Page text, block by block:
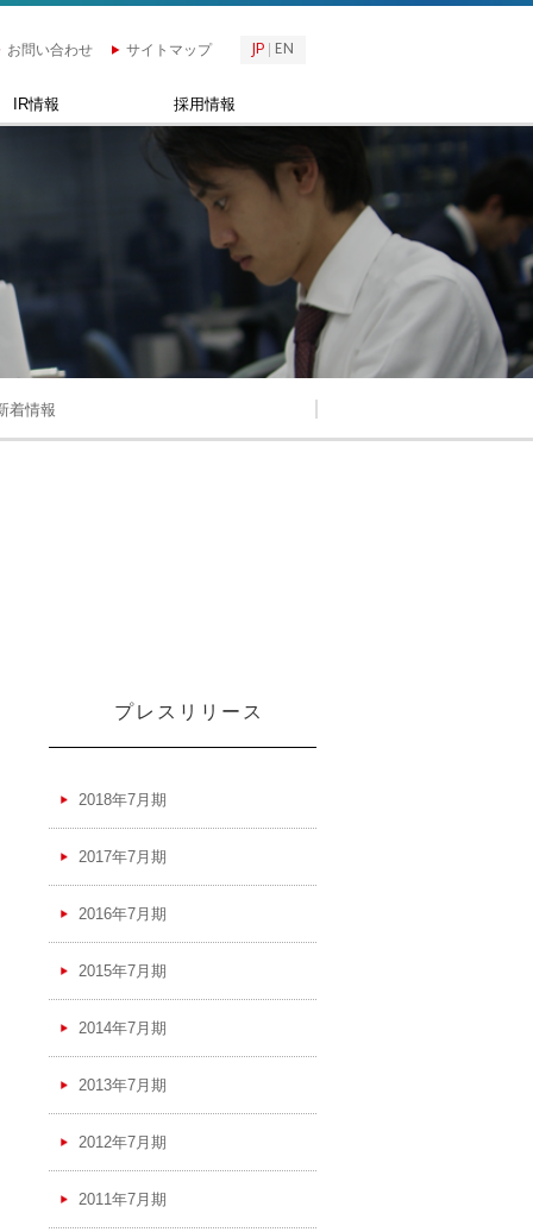
JP EN
お問い合わせ サイトマップ
IR情報 採用情報
着情報
プレスリリース
2018年7月期
2017年7月期
2016年7月期
2015年7月期
2014年7月期
2013年7月期
2012年7月期
2011年7月期